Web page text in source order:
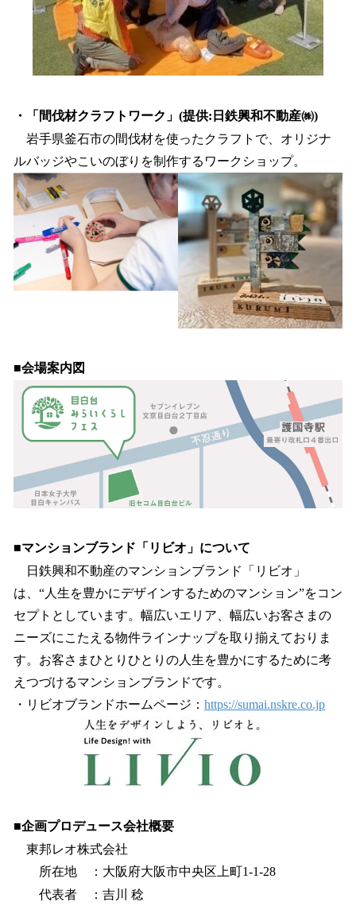
・「間伐材クラフトワーク」(提供:日鉄興和不動産㈱)
岩手県釜石市の間伐材を使ったクラフトで、オリジナ
ルバッジやこいのぼりを制作するワークショップ。
■会場案内図
■マンションブランド「リビオ」について
日鉄興和不動産のマンションブランド「リビオ」
は、“人生を豊かにデザインするためのマンション”をコン
セプトとしています。幅広いエリア、幅広いお客さまの
ニーズにこたえる物件ラインナップを取り揃えておりま
す。お客さまひとりひとりの人生を豊かにするために考
えつづけるマンションブランドです。
・リビオブランドホームページ： https://sumai.nskre.co.jp
■企画プロデュース会社概要
東邦レオ株式会社
所在地 ：大阪府大阪市中央区上町1-1-28
代表者 ：吉川 稔